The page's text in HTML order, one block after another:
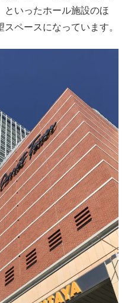
といったホール施設のほ
ペースになっています。